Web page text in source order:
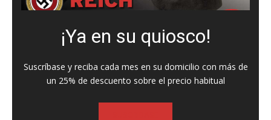
¡Ya en su quiosco!
Suscríbase y reciba cada mes en su domicilio con más de
un 25% de descuento sobre el precio habitual